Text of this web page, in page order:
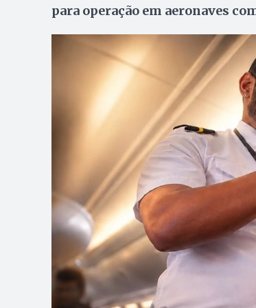
para operação em aeronaves